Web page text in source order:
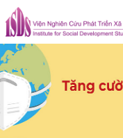
Skip
to
content